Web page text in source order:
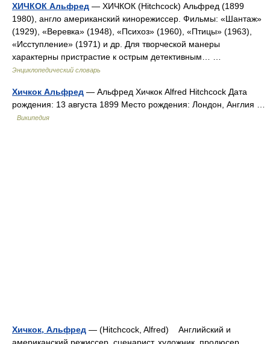
ХИЧКОК Альфред — ХИЧКОК (Hitchcock) Альфред (1899
1980), англо американский кинорежиссер. Фильмы: «Шантаж»
(1929), «Веревка» (1948), «Психоз» (1960), «Птицы» (1963),
«Исступление» (1971) и др. Для творческой манеры
характерны пристрастие к острым детективным… …
Энциклопедический словарь
Хичкок Альфред — Альфред Хичкок Alfred Hitchcock Дата
рождения: 13 августа 1899 Место рождения: Лондон, Англия …
Википедия
Хичкок, Альфред — (Hitchcock, Alfred) Английский и